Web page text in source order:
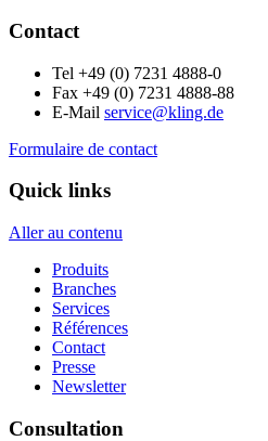
Contact
Tel +49 (0) 7231 4888-0
Fax +49 (0) 7231 4888-88
E-Mail service@kling.de
Formulaire de contact
Quick links
Aller au contenu
Produits
Branches
Services
Références
Contact
Presse
Newsletter
Consultation